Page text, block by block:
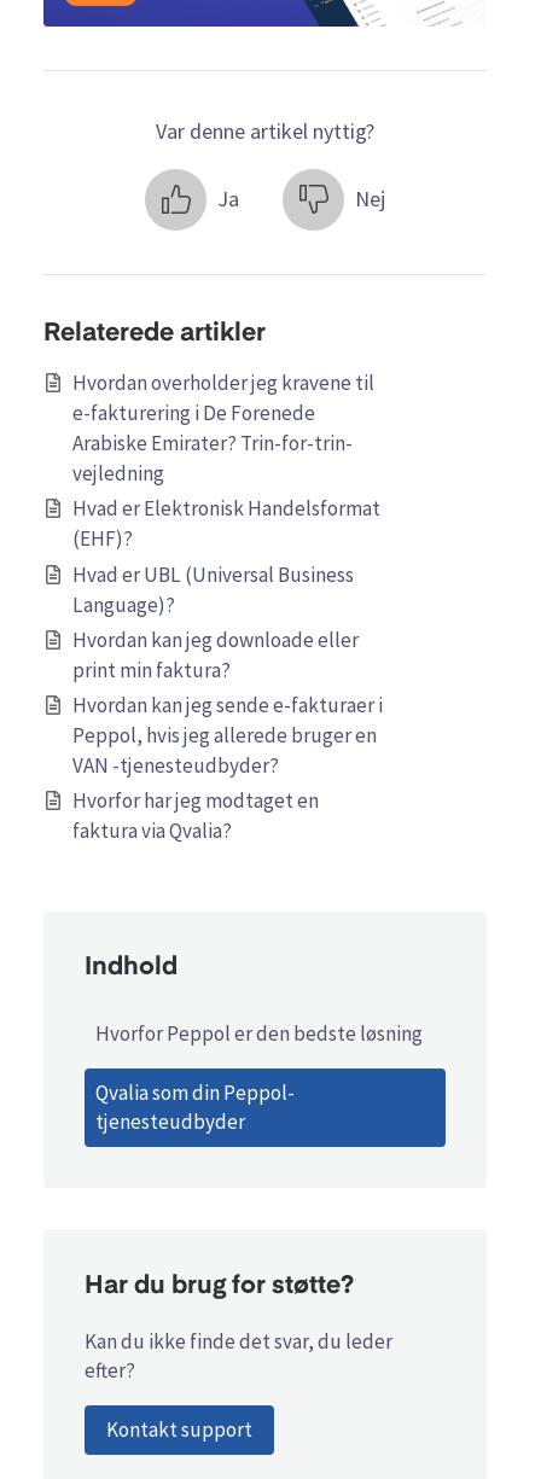
Var denne artikel nyttig?
Ja Nej
Relaterede artikler
Hvordan overholder jeg kravene til
e-fakturering i De Forenede
Arabiske Emirater? Trin-for-trin-
vejledning
Hvad er Elektronisk Handelsformat
(EHF)?
Hvad er UBL (Universal Business
Language)?
Hvordan kan jeg downloade eller
print min faktura?
Hvordan kan jeg sende e-fakturaer i
Peppol, hvis jeg allerede bruger en
VAN -tjenesteudbyder?
Hvorfor har jeg modtaget en
faktura via Qvalia?
Indhold
Hvorfor Peppol er den bedste løsning
Qvalia som din Peppol-
tjenesteudbyder
Har du brug for støtte?
Kan du ikke finde det svar, du leder
efter?
Kontakt support